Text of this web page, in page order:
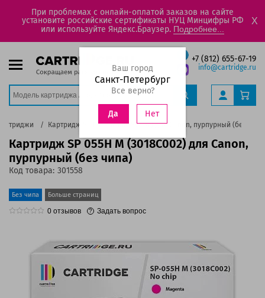
При проблемах с онлайн-оплатой заказов на сайте
установите российские сертификаты НУЦ Минцифры РФ
или используйте Яндекс.Браузер. Подробнее...
X
+7 (812) 655-67-19
info@cartridge.ru
Ваш город
Санкт-Петербург
Все верно?
Да Нет
Картридж SP 055H M (3018C002) для Canon, пурпурный (без
Картридж SP 055H M (3018C002) для Canon,
пурпурный (без чипа)
Код товара: 301558
Без чипа Больше страниц
0 отзывов Задать вопрос